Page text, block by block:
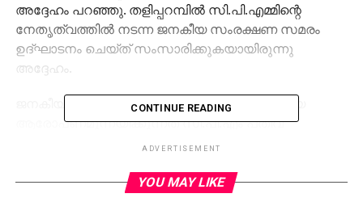
അദ്ദേഹം പറഞ്ഞു. തളിപ്പറമ്പില്‍ സി.പി.എമ്മിന്റെ
നേതൃത്വത്തില്‍ നടന്ന ജനകീയ സംരക്ഷണ സമരം
ഉദ്ഘാടനം ചെയ്ത് സംസാരിക്കുകയായിരുന്നു
അദ്ദേഹം.
ജനകീയ സമരങ്ങള്‍ക്കെതിരെ തീവ്രവാദ വര്‍ഗീയ
ആരോപണമുന്നയിക്കുന്നത് സി.പി.എം പതിവ്
ശൈലിയാക്കി മാറ്റുകയാണെന്നാണ് ഗോവിന്ദന്‍
ഗെയില്‍ സമരം, പുതുവൈപ്പിനില്‍ എല്‍.എന്‍.ജി
CONTINUE READING
ADVERTISEMENT
YOU MAY LIKE